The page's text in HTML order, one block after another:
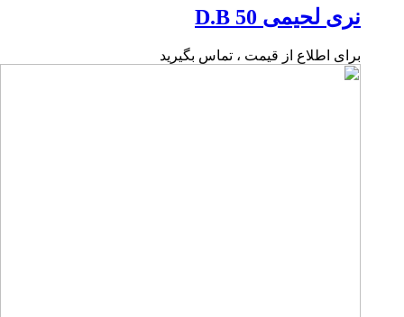
نری لحیمی 50 D.B
برای اطلاع از قیمت ، تماس بگیرید